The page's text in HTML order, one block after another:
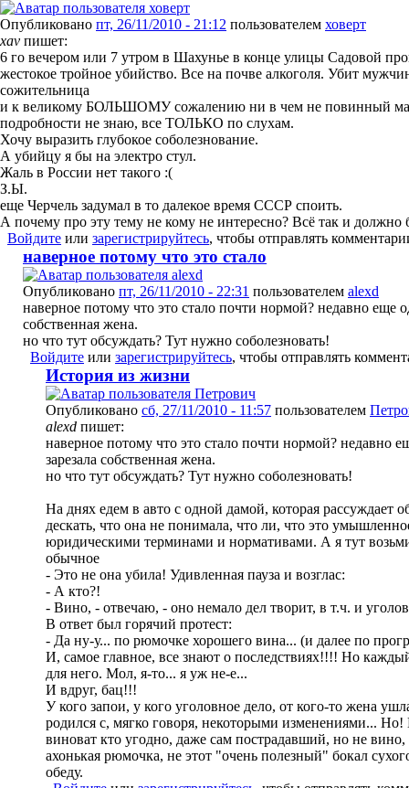
Опубликовано пт, 26/11/2010 - 21:12 пользователем ховерт
xav пишет:
6 го вечером или 7 утром в Шахунье в конце улицы Садовой
жестокое тройное убийство. Все на почве алкоголя. Убит
сожительница
и к великому БОЛЬШОМУ сожалению ни в чем не повинный
подробности не знаю, все ТОЛЬКО по слухам.
Хочу выразить глубокое соболезнование.
А убийцу я бы на электро стул.
Жаль в России нет такого :(
З.Ы.
еще Черчель задумал в то далекое время СССР споить.
А почему про эту тему не кому не интересно? Всё так и должно
Войдите или зарегистрируйтесь, чтобы отправлять
наверное потому что это стало
Опубликовано пт, 26/11/2010 - 22:31 пользователем alexd
наверное потому что это стало почти нормой? недавно еще
собственная жена.
но что тут обсуждать? Тут нужно соболезновать!
Войдите или зарегистрируйтесь, чтобы отправлять
История из жизни
Опубликовано сб, 27/11/2010 - 11:57 пользователем
alexd пишет:
наверное потому что это стало почти нормой? недавно
зарезала собственная жена.
но что тут обсуждать? Тут нужно соболезновать!
На днях едем в авто с одной дамой, которая рассуждает
дескать, что она не понимала, что ли, что это
юридическими терминами и нормативами. А я тут
обычное
- Это не она убила! Удивленная пауза и возглас:
- А кто?!
- Вино, - отвечаю, - оно немало дел творит, в т.ч. и
В ответ был горячий протест:
- Да ну-у... по рюмочке хорошего вина... (и далее по
И, самое главное, все знают о последствиях!!!! Но
для него. Мол, я-то... я уж не-е...
И вдруг, бац!!!
У кого запои, у кого уголовное дело, от кого-то жена
родился с, мягко говоря, некоторыми изменениями... Но!
виноват кто угодно, даже сам пострадавший, но не вино,
ахонькая рюмочка, не этот "очень полезный" бокал
обеду.